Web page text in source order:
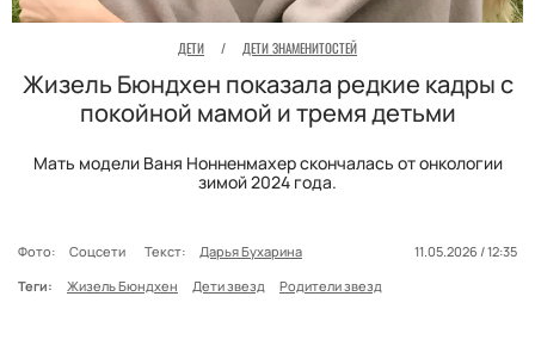
ДЕТИ / ДЕТИ ЗНАМЕНИТОСТЕЙ
Жизель Бюндхен показала редкие кадры с
покойной мамой и тремя детьми
Мать модели Ваня Нонненмахер скончалась от онкологии
зимой 2024 года.
Фото: Соцсети Текст: Дарья Бухарина
11.05.2026 / 12:35
Теги:
Жизель Бюндхен Дети звезд Родители звезд